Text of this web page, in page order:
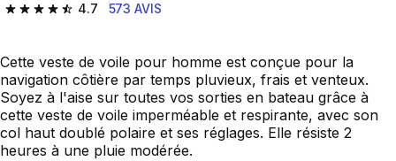
4.7
4.7 out of 5 stars from 573 reviews
573 AVIS
Cette veste de voile pour homme est conçue pour la
navigation côtière par temps pluvieux, frais et venteux.
Soyez à l'aise sur toutes vos sorties en bateau grâce à
cette veste de voile imperméable et respirante, avec son
col haut doublé polaire et ses réglages. Elle résiste 2
heures à une pluie modérée.